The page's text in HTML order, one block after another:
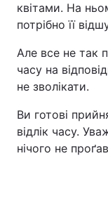
квітами. На
потрібно її
Але все не так
часу на
не зволікати.
Ви готові
відлік часу.
нічого не